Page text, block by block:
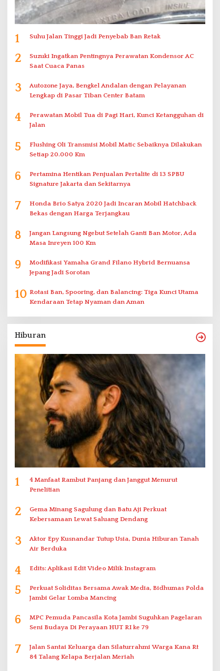
1 Suhu Jalan Tinggi Jadi Penyebab Ban Retak
2
Suzuki Ingatkan Pentingnya Perawatan Kondensor AC
Saat Cuaca Panas
3
Autozone Jaya, Bengkel Andalan dengan Pelayanan
Lengkap di Pasar Tiban Center Batam
4
Perawatan Mobil Tua di Pagi Hari, Kunci Ketangguhan di
Jalan
5
Flushing Oli Transmisi Mobil Matic Sebaiknya Dilakukan
Setiap 20.000 Km
6
Pertamina Hentikan Penjualan Pertalite di 13 SPBU
Signature Jakarta dan Sekitarnya
7
Honda Brio Satya 2020 Jadi Incaran Mobil Hatchback
Bekas dengan Harga Terjangkau
8
Jangan Langsung Ngebut Setelah Ganti Ban Motor, Ada
Masa Inreyen 100 Km
9
Modifikasi Yamaha Grand Filano Hybrid Bernuansa
Jepang Jadi Sorotan
10 Rotasi Ban, Spooring, dan Balancing: Tiga Kunci Utama
Kendaraan Tetap Nyaman dan Aman
Hiburan
1
4 Manfaat Rambut Panjang dan Janggut Menurut
Penelitian
2
Gema Minang Sagulung dan Batu Aji Perkuat
Kebersamaan Lewat Saluang Dendang
3
Aktor Epy Kusnandar Tutup Usia, Dunia Hiburan Tanah
Air Berduka
4 Edits: Aplikasi Edit Video Milik Instagram
5
Perkuat Soliditas Bersama Awak Media, Bidhumas Polda
Jambi Gelar Lomba Mancing
6
MPC Pemuda Pancasila Kota Jambi Suguhkan Pagelaran
Seni Budaya Di Perayaan HUT RI ke 79
7
Jalan Santai Keluarga dan Silaturrahmi Warga Kana Rt
84 Talang Kelapa Berjalan Meriah